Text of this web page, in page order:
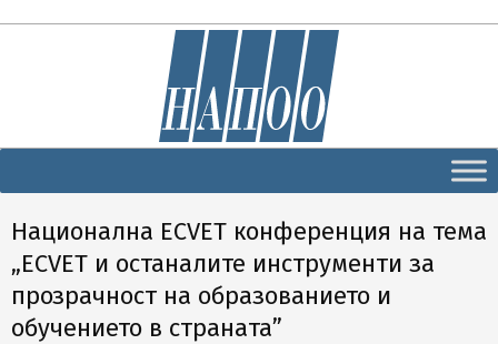
Navigation
Национална ЕCVET конференция на тема
„ECVET и останалите инструменти за
прозрачност на образованието и
обучението в страната”